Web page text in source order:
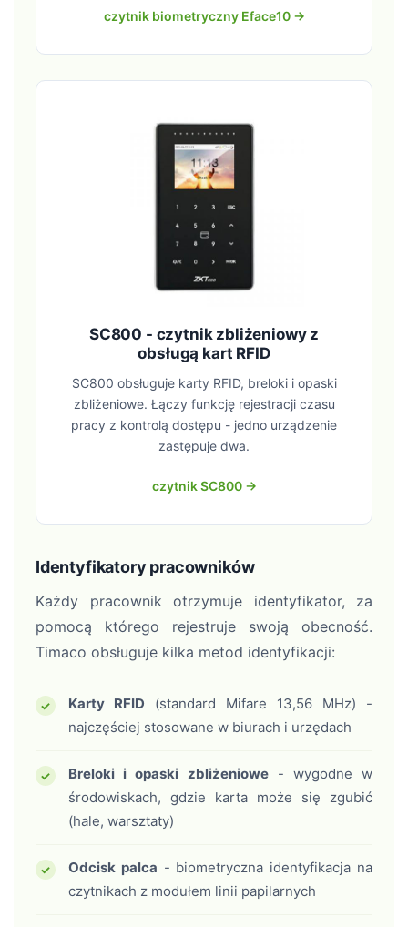
czytnik biometryczny Eface10 →
SC800 - czytnik zbliżeniowy z
obsługą kart RFID
SC800 obsługuje karty RFID, breloki i opaski
zbliżeniowe. Łączy funkcję rejestracji czasu
pracy z kontrolą dostępu - jedno urządzenie
zastępuje dwa.
czytnik SC800 →
Identyfikatory pracowników
Każdy pracownik otrzymuje identyfikator, za
pomocą którego rejestruje swoją obecność.
Timaco obsługuje kilka metod identyfikacji:
Karty RFID (standard Mifare 13,56 MHz) -
najczęściej stosowane w biurach i urzędach
Breloki i opaski zbliżeniowe- wygodne w
środowiskach, gdzie karta może się zgubić
(hale, warsztaty)
Odcisk palca - biometryczna identyfikacja na
czytnikach z modułem linii papilarnych